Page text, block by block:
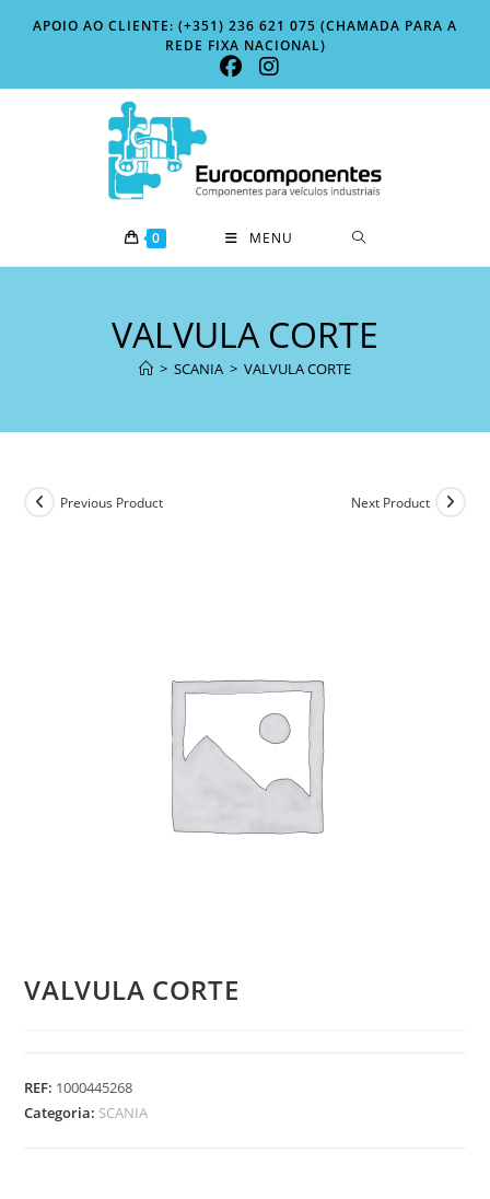
APOIO AO CLIENTE: (+351) 236 621 075 (CHAMADA PARA A
REDE FIXA NACIONAL)
0 MENU
VALVULA CORTE
> SCANIA > VALVULA CORTE
Previous Product Next Product
VALVULA CORTE
REF: 1000445268
Categoria: SCANIA